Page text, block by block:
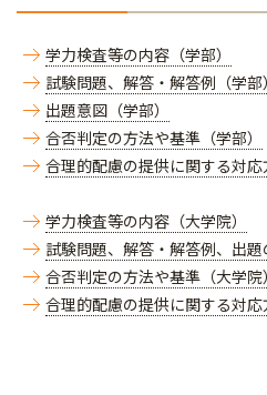
学力検査等の内容（学部）
試験問題、解答・解答例（学部）
出題意図（学部）
合否判定の方法や基準（学部）
合理的配慮の提供に関する対応
学力検査等の内容（大学院）
試験問題、解答・解答例、出題
合否判定の方法や基準（大学院）
合理的配慮の提供に関する対応